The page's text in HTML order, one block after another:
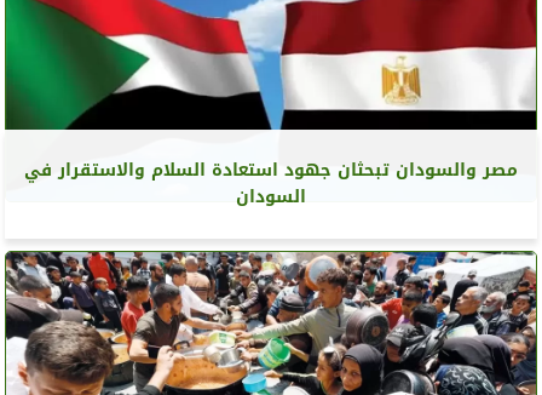
مصر والسودان تبحثان جهود استعادة السلام والاستقرار في
السودان